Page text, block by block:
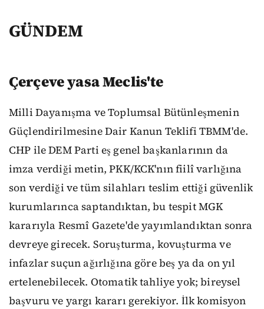
GÜNDEM
Çerçeve yasa Meclis'te
Milli Dayanışma ve Toplumsal Bütünleşmenin
Güçlendirilmesine Dair Kanun Teklifi TBMM'de.
CHP ile DEM Parti eş genel başkanlarının da
imza verdiği metin, PKK/KCK'nın fiilî varlığına
son verdiği ve tüm silahları teslim ettiği güvenlik
kurumlarınca saptandıktan, bu tespit MGK
kararıyla Resmî Gazete'de yayımlandıktan sonra
devreye girecek. Soruşturma, kovuşturma ve
infazlar suçun ağırlığına göre beş ya da on yıl
ertelenebilecek. Otomatik tahliye yok; bireysel
başvuru ve yargı kararı gerekiyor. İlk komisyon